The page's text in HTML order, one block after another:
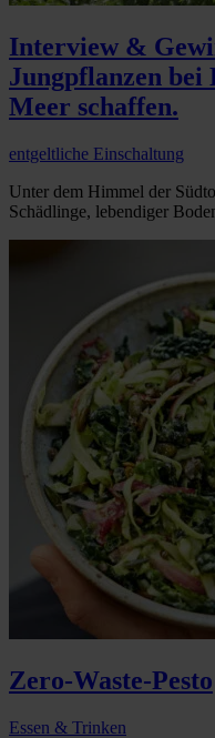
Interview &
Jungpflanzen bei
Meer schaffen.
entgeltliche Einschaltung
Unter dem Himmel der
Schädlinge, lebendiger
Zero-Waste-Pesto
Essen & Trinken